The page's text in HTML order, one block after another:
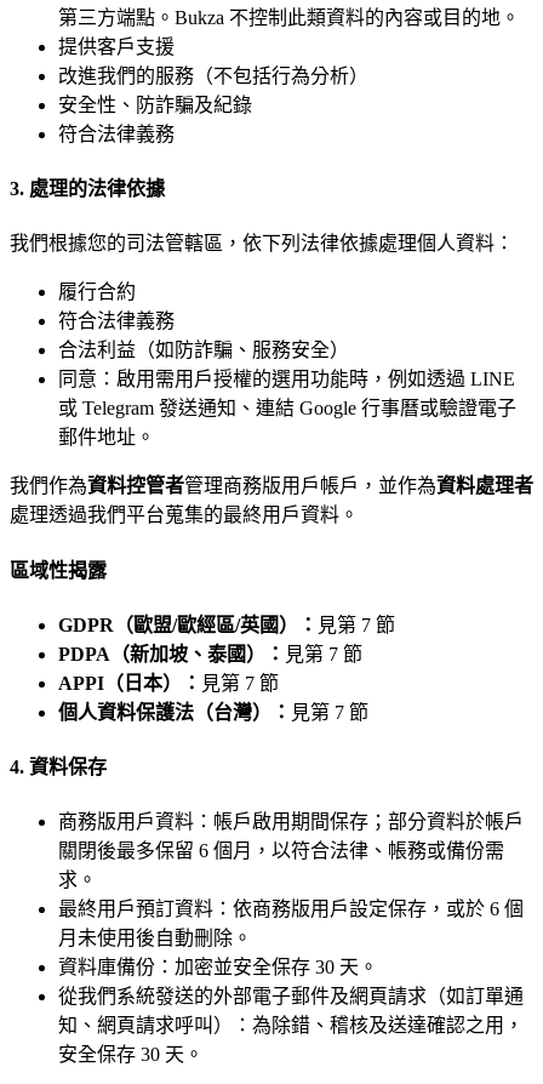
第三方端點。Bukza 不控制此類資料的內容或目的地。
提供客戶支援
改進我們的服務（不包括行為分析）
安全性、防詐騙及紀錄
符合法律義務
3. 處理的法律依據
我們根據您的司法管轄區，依下列法律依據處理個人資料：
履行合約
符合法律義務
合法利益（如防詐騙、服務安全）
同意：啟用需用戶授權的選用功能時，例如透過 LINE
或 Telegram 發送通知、連結 Google 行事曆或驗證電子
郵件地址。
我們作為資料控管者管理商務版用戶帳戶，並作為資料處理者
處理透過我們平台蒐集的最終用戶資料。
區域性揭露
GDPR（歐盟/歐經區/英國）： 見第 7 節
PDPA（新加坡、泰國）： 見第 7 節
APPI（日本）： 見第 7 節
個人資料保護法（台灣）： 見第 7 節
4. 資料保存
商務版用戶資料：帳戶啟用期間保存；部分資料於帳戶
關閉後最多保留 6 個月，以符合法律、帳務或備份需
求。
最終用戶預訂資料：依商務版用戶設定保存，或於 6 個
月未使用後自動刪除。
資料庫備份：加密並安全保存 30 天。
從我們系統發送的外部電子郵件及網頁請求（如訂單通
知、網頁請求呼叫）：為除錯、稽核及送達確認之用，
安全保存 30 天。